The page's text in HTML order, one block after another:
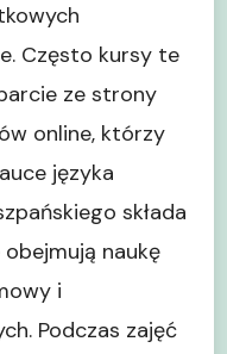
Często kursy te
ze strony
online, którzy
języka
składa
naukę
i
Podczas zajęć